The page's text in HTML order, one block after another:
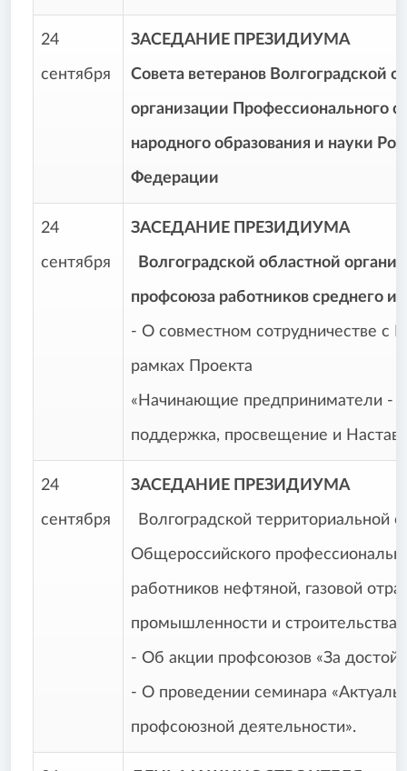
24
сентября
ЗАСЕДАНИЕ ПРЕЗИДИУМА
Совета ветеранов Волгоградской
организации Профессионального
народного образования и науки
Федерации
24
сентября
ЗАСЕДАНИЕ ПРЕЗИДИУМА
Волгоградской областной
профсоюза работников среднего и
- О совместном сотрудничестве с
рамках Проекта
«Начинающие предприниматели -
поддержка, просвещение и
24
сентября
ЗАСЕДАНИЕ ПРЕЗИДИУМА
Волгоградской территориальной
Общероссийского
работников нефтяной, газовой
промышленности и строительства
- Об акции профсоюзов «За
- О проведении семинара
профсоюзной деятельности».